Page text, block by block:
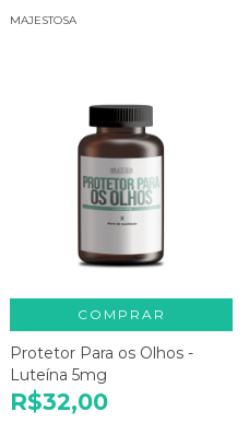
MAJESTOSA
COMPRAR
Protetor Para os Olhos -
Luteína 5mg
R$32,00